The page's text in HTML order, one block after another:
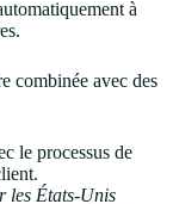
à
combinée avec des
le processus de
les États-Unis